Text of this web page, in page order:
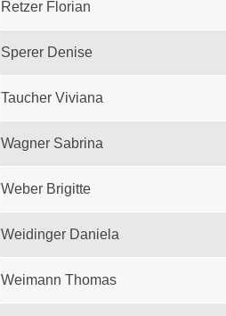
Retzer Florian
Sperer Denise
Taucher Viviana
Wagner Sabrina
Weber Brigitte
Weidinger Daniela
Weimann Thomas